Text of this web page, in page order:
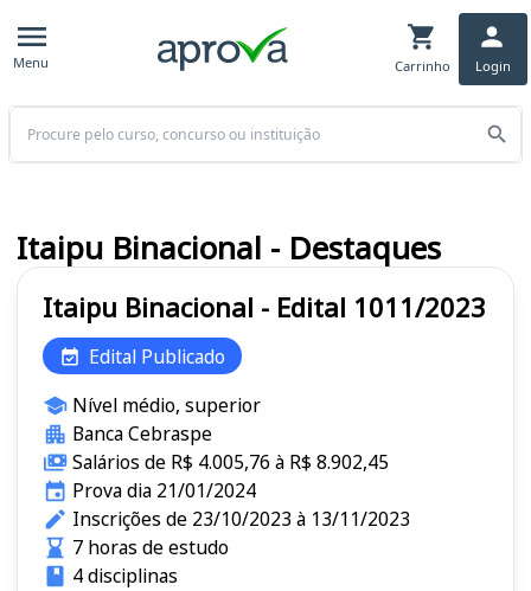
Menu Carrinho Login
Buscar
Itaipu Binacional - Edital 1011/2023
Edital Publicado
Nível médio, superior
Banca Cebraspe
Salários de R$ 4.005,76 à R$ 8.902,45
Prova dia 21/01/2024
Inscrições de 23/10/2023 à 13/11/2023
7 horas de estudo
4 disciplinas
Itaipu Binacional - Destaques